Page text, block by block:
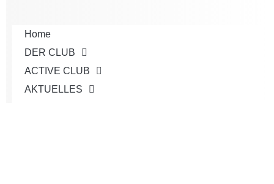
Home
DER CLUB
ACTIVE CLUB
AKTUELLES